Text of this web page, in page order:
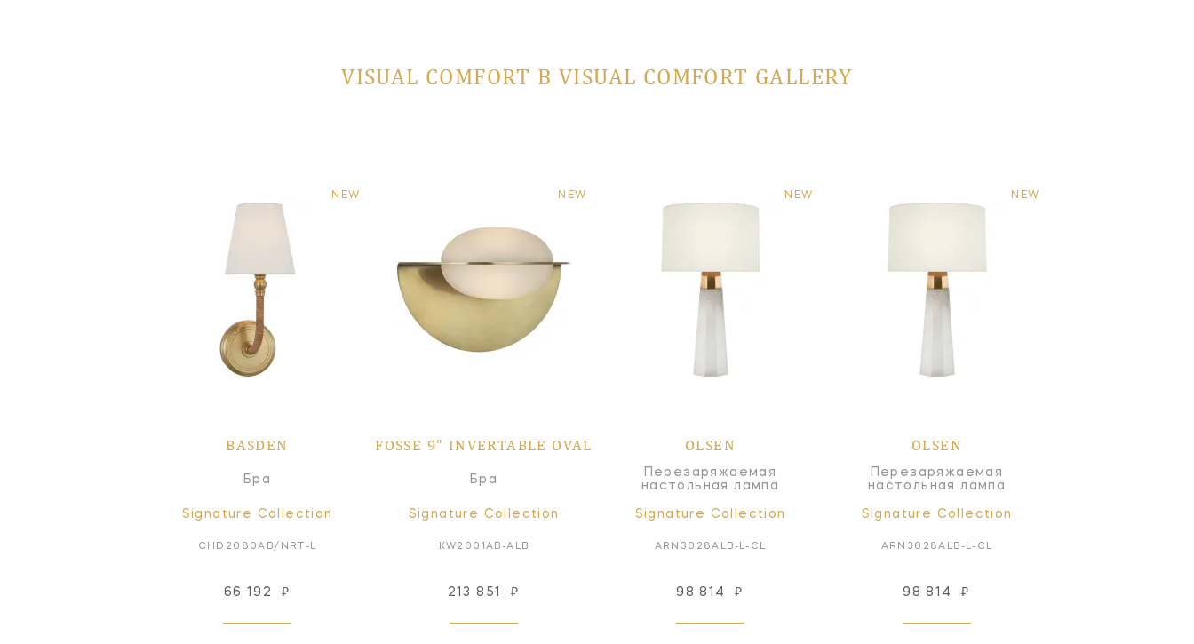
VISUAL COMFORT В VISUAL COMFORT GALLERY
NEW
BASDEN
Бра
Signature Collection
CHD2080AB/NRT-L
66 192 ₽
NEW
FOSSE 9" INVERTABLE OVAL
Бра
Signature Collection
KW2001AB-ALB
213 851 ₽
NEW
OLSEN
Перезаряжаемая
настольная лампа
Signature Collection
ARN3028ALB-L-CL
98 814 ₽
NEW
OLSEN
Перезаряжаемая
настольная лампа
Signature Collection
ARN3028ALB-L-CL
98 814 ₽